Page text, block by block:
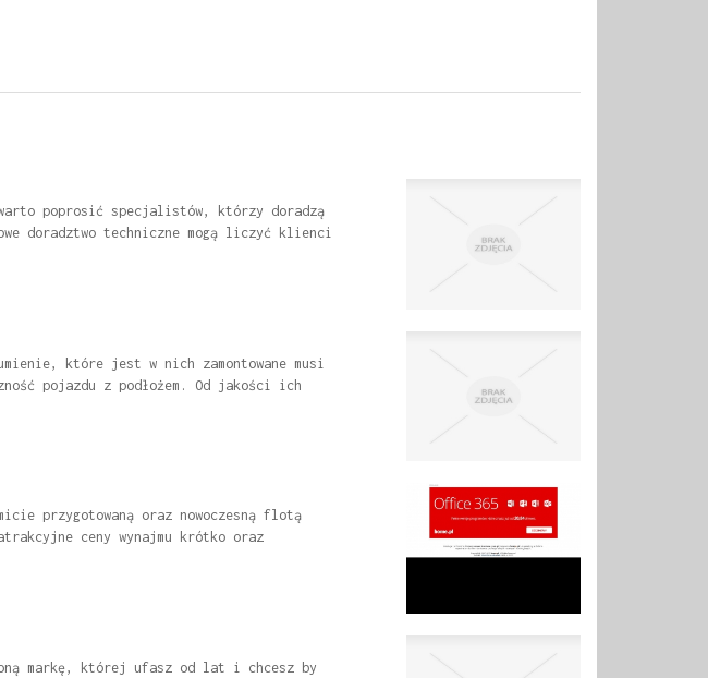
poprosić specjalistów, którzy doradzą
doradztwo techniczne mogą liczyć klienci
które jest w nich zamontowane musi
pojazdu z podłożem. Od jakości ich
przygotowaną oraz nowoczesną flotą
ceny wynajmu krótko oraz
markę, której ufasz od lat i chcesz by